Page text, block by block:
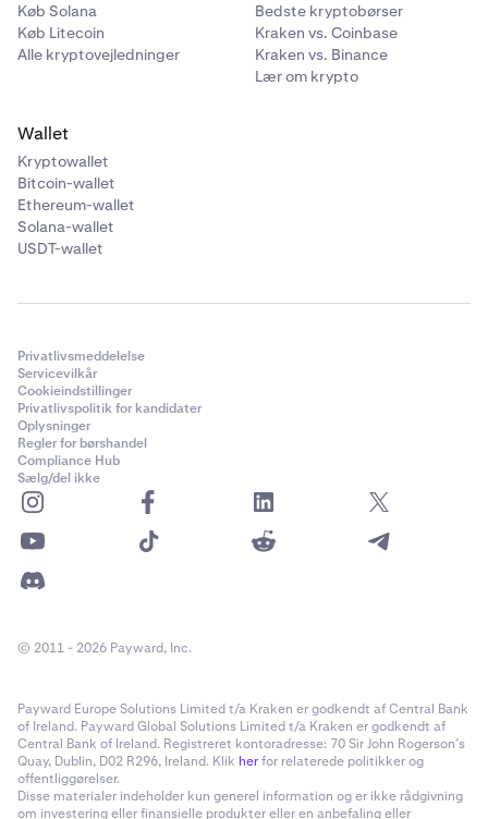
Køb Solana
Køb Litecoin
Alle kryptovejledninger
Bedste kryptobørser
Kraken vs. Coinbase
Kraken vs. Binance
Lær om krypto
Wallet
Kryptowallet
Bitcoin-wallet
Ethereum-wallet
Solana-wallet
USDT-wallet
Privatlivsmeddelelse
Servicevilkår
Cookieindstillinger
Privatlivspolitik for kandidater
Oplysninger
Regler for børshandel
Compliance Hub
Sælg/del ikke
© 2011 - 2026 Payward, Inc.
Payward Europe Solutions Limited t/a Kraken er godkendt af Central Bank
of Ireland. Payward Global Solutions Limited t/a Kraken er godkendt af
Central Bank of Ireland. Registreret kontoradresse: 70 Sir John Rogerson’s
Quay, Dublin, D02 R296, Ireland. Klik herfor relaterede politikker og
offentliggørelser.
Disse materialer indeholder kun generel information og er ikke rådgivning
om investering eller finansielle produkter eller en anbefaling eller